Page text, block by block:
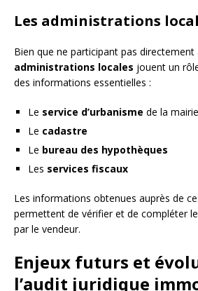
Les administrations
Bien que ne participant pas directement
administrations locales jouent un
des informations essentielles :
Le service d’urbanisme de la mairie
Le cadastre
Le bureau des hypothèques
Les services fiscaux
Les informations obtenues auprès de
permettent de vérifier et de compléter
par le vendeur.
Enjeux futurs et
l’audit juridique